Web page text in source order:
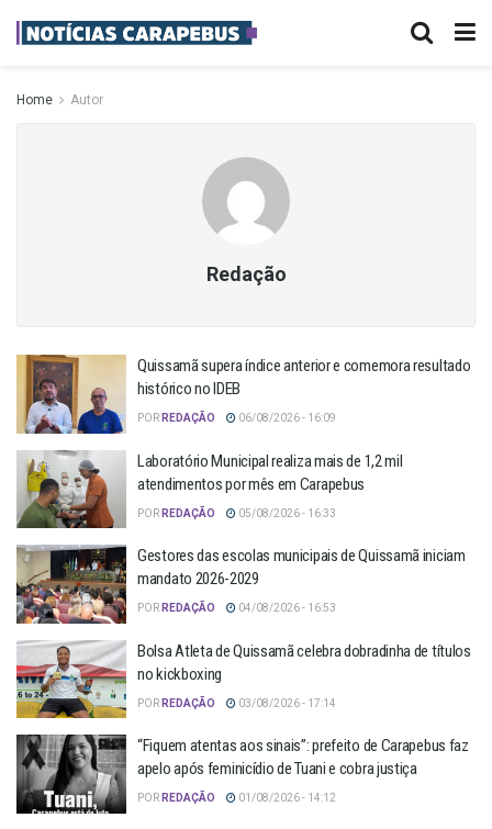
Home Autor
Redação
Quissamã supera índice anterior e comemora resultado
histórico no IDEB
POR REDAÇÃO 06/08/2026 - 16:09
Laboratório Municipal realiza mais de 1,2 mil
atendimentos por mês em Carapebus
POR REDAÇÃO 05/08/2026 - 16:33
Gestores das escolas municipais de Quissamã iniciam
mandato 2026-2029
POR REDAÇÃO 04/08/2026 - 16:53
Bolsa Atleta de Quissamã celebra dobradinha de títulos
no kickboxing
POR REDAÇÃO 03/08/2026 - 17:14
“Fiquem atentas aos sinais”: prefeito de Carapebus faz
apelo após feminicídio de Tuani e cobra justiça
POR REDAÇÃO 01/08/2026 - 14:12